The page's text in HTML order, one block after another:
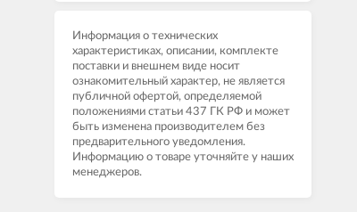
Информация о технических
характеристиках, описании, комплекте
поставки и внешнем виде носит
ознакомительный характер, не является
публичной офертой, определяемой
положениями статьи 437 ГК РФ и может
быть изменена производителем без
предварительного уведомления.
Информацию о товаре уточняйте у наших
менеджеров.